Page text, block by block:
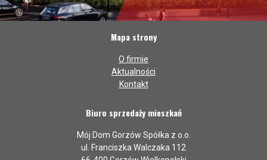
Mapa strony
O firmie
Aktualności
Kontakt
Biuro sprzedaży mieszkań
Mój Dom Gorzów Spółka z o.o.
ul. Franciszka Walczaka 112